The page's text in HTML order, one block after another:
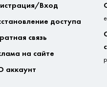
Вход
доступа
связь
на сайте
аккаунт